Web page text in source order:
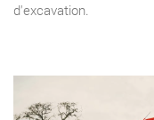
d'excavation.